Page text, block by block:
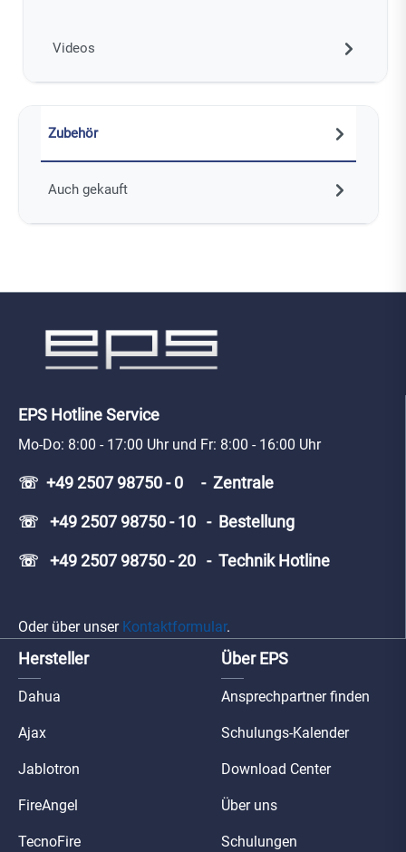
Videos
Zubehör
Auch gekauft
EPS Hotline Service
Mo-Do: 8:00 - 17:00 Uhr und Fr: 8:00 - 16:00 Uhr
☏ +49 2507 98750 - 0 - Zentrale
☏ +49 2507 98750 - 10 - Bestellung
☏ +49 2507 98750 - 20 - Technik Hotline
Oder über unser Kontaktformular.
Hersteller
Dahua
Ajax
Jablotron
FireAngel
TecnoFire
Über EPS
Ansprechpartner finden
Schulungs-Kalender
Download Center
Über uns
Schulungen